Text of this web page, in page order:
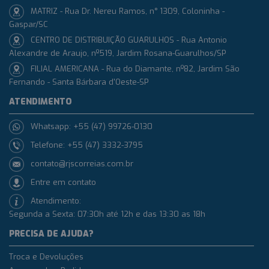
MATRIZ - Rua Dr. Nereu Ramos, n° 1309, Coloninha -
Gaspar/SC
CENTRO DE DISTRIBUIÇÃO GUARULHOS - Rua Antonio
Alexandre de Araujo, nº519, Jardim Rosana-Guarulhos/SP
FILIAL AMERICANA - Rua do Diamante, nº82, Jardim São
Fernando - Santa Bárbara d'Oeste-SP
ATENDIMENTO
Whatsapp: +55 (47) 99726-0130
Telefone: +55 (47) 3332-3795
contato@rjscorreias.com.br
Entre em contato
Atendimento:
Segunda a Sexta: 07:30h até 12h e das 13:30 as 18h
PRECISA DE AJUDA?
Troca e Devoluções